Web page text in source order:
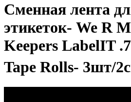
Сменная лента
этикеток- We R
Keepers LabelIT
Tape Rolls- 3шт/